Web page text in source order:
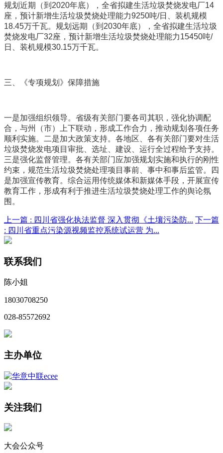
规划近期（到2020年底），全省拟建生活垃圾焚烧发电厂14
座，预计新增生活垃圾焚烧处理能力9250吨/日、装机规模
18.45万千瓦。规划远期（到2030年底），全省拟建生活垃圾
焚烧发电厂32座，预计新增生活垃圾焚烧处理能力15450吨/
日、装机规模30.15万千瓦。
三、《专项规划》保障措施
一是加强组织领导。省级有关部门要各司其职，强化协调配
合，与州（市）上下联动，形成工作合力，推动规划各项任务
顺利实施。二是加大政策支持。各地区、各有关部门要对生活
垃圾焚烧发电项目审批、选址、建设、运行全过程给予支持。
三是强化监督管理。各有关部门应加强规划实施和执行的刚性
约束，规范生活垃圾焚烧处理项目事前、事中和事后监管。四
是加强宣传教育。综合运用传统媒体和新媒体手段，开展宣传
教育工作，形成有利于推进生活垃圾焚烧处理工作的舆论氛
围。
上一篇 : 四川省强化执法监督 深入贯彻《土壤污染防... 下一篇
: 四川省重点污染源视频监控系统试运营 为...
联系我们
陈小姐
18030708250
028-85572692
主办单位
关注我们
大会公众号